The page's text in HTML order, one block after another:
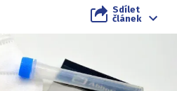
Sdílet
článek